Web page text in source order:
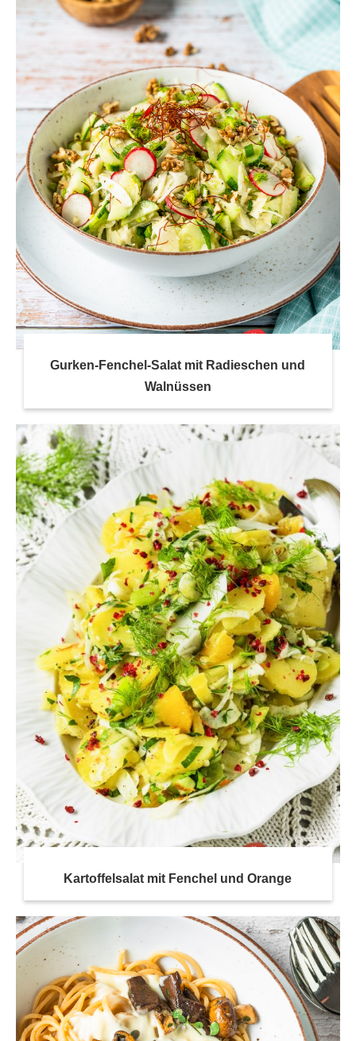
Gurken-Fenchel-Salat mit Radieschen und
Walnüssen
Kartoffelsalat mit Fenchel und Orange